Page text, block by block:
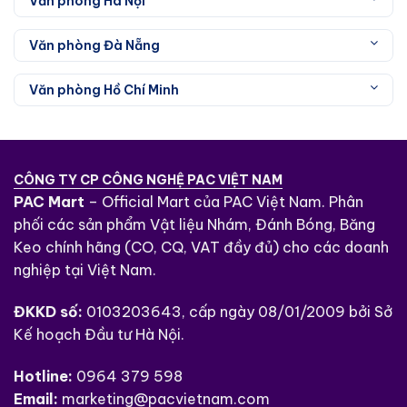
Văn phòng Đà Nẵng
Văn phòng Hồ Chí Minh
CÔNG TY CP CÔNG NGHỆ PAC VIỆT NAM
PAC Mart – Official Mart của PAC Việt Nam. Phân
phối các sản phẩm Vật liệu Nhám, Đánh Bóng, Băng
Keo chính hãng (CO, CQ, VAT đầy đủ) cho các doanh
nghiệp tại Việt Nam.
ĐKKD số: 0103203643, cấp ngày 08/01/2009 bởi Sở
Kế hoạch Đầu tư Hà Nội.
Hotline: 0964 379 598
Email: marketing@pacvietnam.com